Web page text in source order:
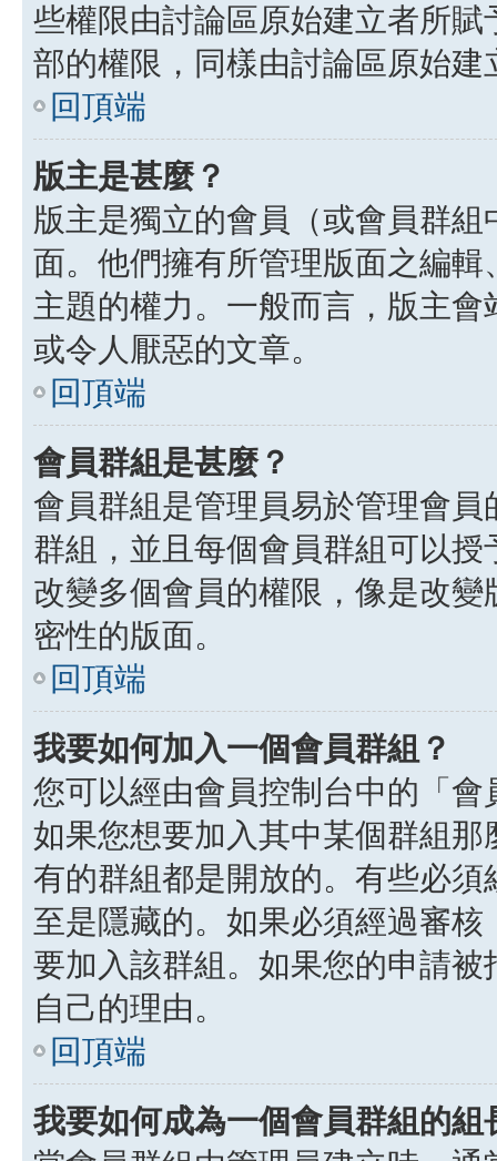
些權限由討論區原始建立者所
部的權限，同樣由討論區原始建
回頂端
版主是甚麼？
版主是獨立的會員（或會員群
面。他們擁有所管理版面之編
主題的權力。一般而言，版主
或令人厭惡的文章。
回頂端
會員群組是甚麼？
會員群組是管理員易於管理會
群組，並且每個會員群組可以
改變多個會員的權限，像是改
密性的版面。
回頂端
我要如何加入一個會員群組？
您可以經由會員控制台中的「
如果您想要加入其中某個群組
有的群組都是開放的。有些必
至是隱藏的。如果必須經過審
要加入該群組。如果您的申請
自己的理由。
回頂端
我要如何成為一個會員群組的組